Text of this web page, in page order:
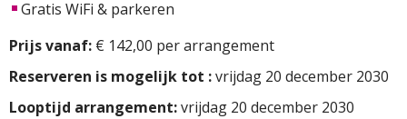
Gratis WiFi & parkeren
Prijs vanaf: € 142,00 per arrangement
Reserveren is mogelijk tot :vrijdag 20 december 2030
Looptijd arrangement:vrijdag 20 december 2030